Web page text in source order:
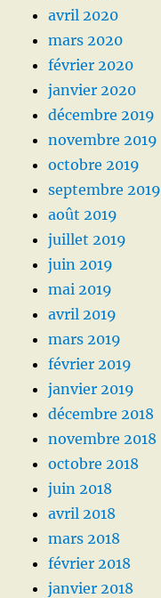
avril 2020
mars 2020
février 2020
janvier 2020
décembre 2019
novembre 2019
octobre 2019
septembre 2019
août 2019
juillet 2019
juin 2019
mai 2019
avril 2019
mars 2019
février 2019
janvier 2019
décembre 2018
novembre 2018
octobre 2018
juin 2018
avril 2018
mars 2018
février 2018
janvier 2018